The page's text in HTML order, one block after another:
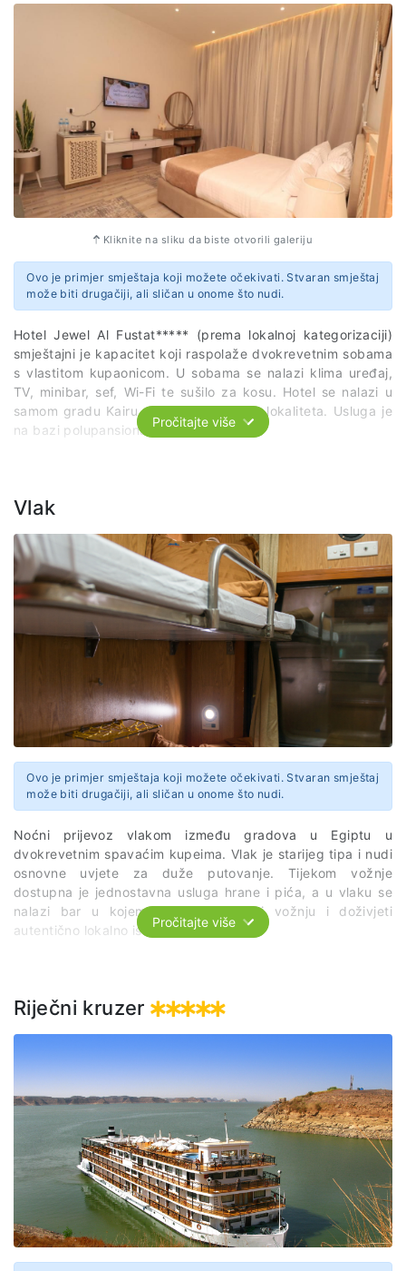
Uključeno u cijenu: transfer, ručak, ulaznice za arheološki
lokalitet, vodič na engleskom jeziku.
Kliknite na sliku da biste otvorili galeriju
Ovo je primjer smještaja koji možete očekivati. Stvaran smještaj
može biti drugačiji, ali sličan u onome što nudi.
Hotel Jewel Al Fustat***** (prema lokalnoj kategorizaciji)
smještajni je kapacitet koji raspolaže dvokrevetnim sobama
s vlastitom kupaonicom. U sobama se nalazi klima uređaj,
TV, minibar, sef, Wi-Fi te sušilo za kosu. Hotel se nalazi u
samom gradu Kairu, u blizini povjesnih lokaliteta. Usluga je
na bazi polupansiona.
Pročitajte više
Vlak
Ovo je primjer smještaja koji možete očekivati. Stvaran smještaj
može biti drugačiji, ali sličan u onome što nudi.
Noćni prijevoz vlakom između gradova u Egiptu u
dvokrevetnim spavaćim kupeima. Vlak je starijeg tipa i nudi
osnovne uvjete za duže putovanje. Tijekom vožnje
dostupna je jednostavna usluga hrane i pića, a u vlaku se
nalazi bar u kojem možete provesti vožnju i doživjeti
autentično lokalno iskustvo.
Pročitajte više
Riječni kruzer